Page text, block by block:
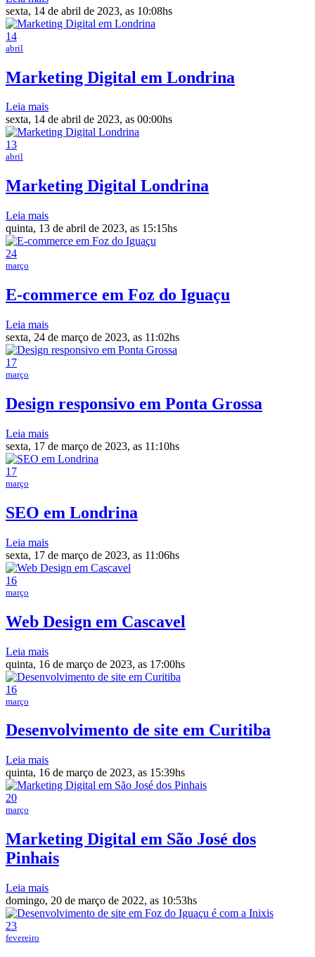
sexta, 14 de abril de 2023, as 10:08hs
14
abril
Marketing Digital em Londrina
Leia mais
sexta, 14 de abril de 2023, as 00:00hs
13
abril
Marketing Digital Londrina
Leia mais
quinta, 13 de abril de 2023, as 15:15hs
24
março
E-commerce em Foz do Iguaçu
Leia mais
sexta, 24 de março de 2023, as 11:02hs
17
março
Design responsivo em Ponta Grossa
Leia mais
sexta, 17 de março de 2023, as 11:10hs
17
março
SEO em Londrina
Leia mais
sexta, 17 de março de 2023, as 11:06hs
16
março
Web Design em Cascavel
Leia mais
quinta, 16 de março de 2023, as 17:00hs
16
março
Desenvolvimento de site em Curitiba
Leia mais
quinta, 16 de março de 2023, as 15:39hs
20
março
Marketing Digital em São José dos
Pinhais
Leia mais
domingo, 20 de março de 2022, as 10:53hs
23
fevereiro